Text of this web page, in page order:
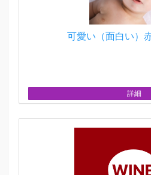
可愛い（面白い）
詳細